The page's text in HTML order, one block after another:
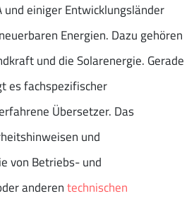
und einiger Entwicklungsländer
Energien. Dazu gehören
und die Solarenergie. Gerade
es fachspezifischer
Übersetzer. Das
und
von Betriebs- und
anderentechnischen